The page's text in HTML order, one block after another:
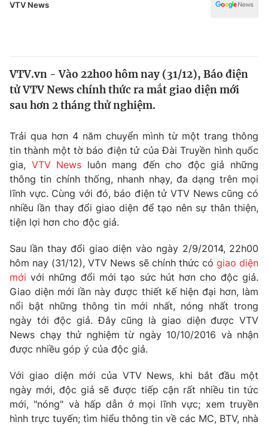
Thế giới
Thế giới đó đây
Câu chuyện quốc tế
Kinh tế
Tài chính
Thị trường
Góc doanh nghiệp
Dữ liệu và đời sống
Truyền hình
Phim VTV
Hậu trường
Nhân vật
Khán giả
Giải sao mai
Điện ảnh
Âm nhạc
Sao
Đời sống
Du lịch
Làm đẹp
Chất lượng cuộc sống
Giáo dục
Tuyển sinh
Học trực tuyến
Công nghệ
Hitech Công nghệ tương lai
Sản phẩm
Thị trường
Giao lưu trực tuyến
Lịch phát sóng
Y tế
VTV News
VTV.vn - Vào 22h00 hôm nay (31/12), Báo điện
tử VTV News chính thức ra mắt giao diện mới
sau hơn 2 tháng thử nghiệm.
Trải qua hơn 4 năm chuyển mình từ một trang thông
tin thành một tờ báo điện tử của Đài Truyền hình quốc
gia, VTV News luôn mang đến cho độc giả những
thông tin chính thống, nhanh nhạy, đa dạng trên mọi
lĩnh vực. Cùng với đó, báo điện tử VTV News cũng có
nhiều lần thay đổi giao diện để tạo nên sự thân thiện,
tiện lợi hơn cho độc giả.
Sau lần thay đổi giao diện vào ngày 2/9/2014, 22h00
hôm nay (31/12), VTV News sẽ chính thức có giao diện
mới với những đổi mới tạo sức hút hơn cho độc giả.
Giao diện mới lần này được thiết kế hiện đại hơn, làm
nổi bật những thông tin mới nhất, nóng nhất trong
ngày tới độc giả. Đây cũng là giao diện được VTV
News chạy thử nghiệm từ ngày 10/10/2016 và nhận
được nhiều góp ý của độc giả.
Với giao diện mới của VTV News, khi bắt đầu một
ngày mới, độc giả sẽ được tiếp cận rất nhiều tin tức
mới, "nóng" và hấp dẫn ở mọi lĩnh vực; xem truyền
hình trực tuyến; tìm hiểu thông tin về các MC, BTV, nhà